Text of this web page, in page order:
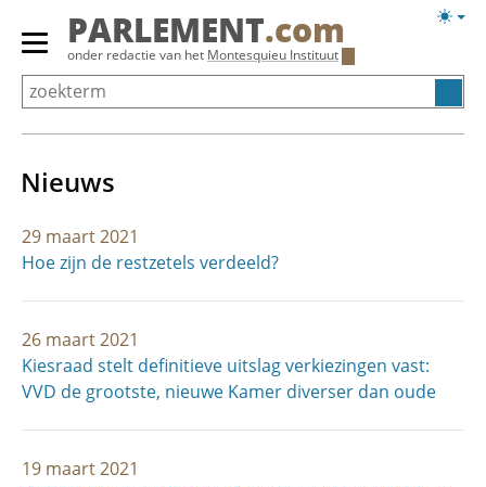
Overslaan
Primair
menu
tonen/verbergen
PARLEMENT.com
onder redactie van het Montesquieu Instituut
Nieuws
29 maart 2021
Hoe zijn de restzetels verdeeld?
26 maart 2021
Kiesraad stelt definitieve uitslag verkiezingen vast:
VVD de grootste, nieuwe Kamer diverser dan oude
19 maart 2021